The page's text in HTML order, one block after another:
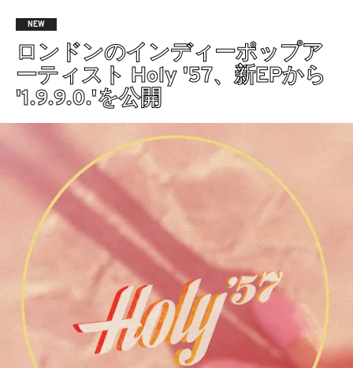
NEW
ロンドンのインディーポップア
ーティスト Holy '57、新EPから
'1.9.9.0.'を公開